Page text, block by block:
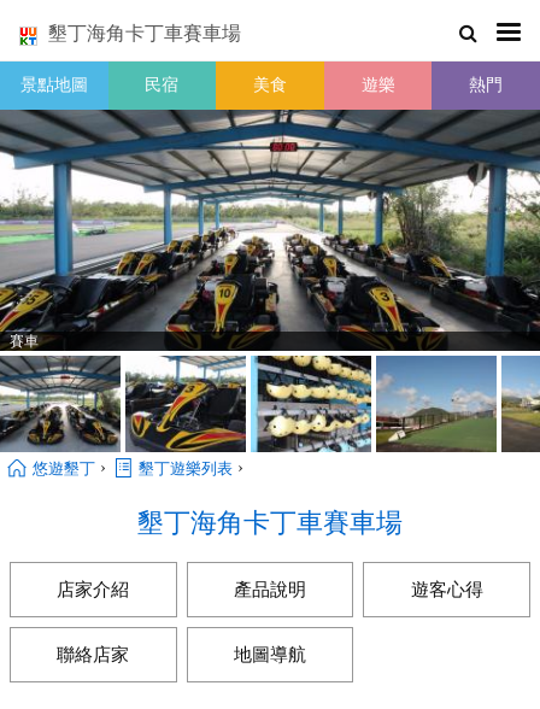
墾丁海角卡丁車賽車場
景點地圖 民宿 美食 遊樂 熱門
賽車
悠遊墾丁 › 墾丁遊樂列表 ›
墾丁海角卡丁車賽車場
店家介紹 產品說明 遊客心得
聯絡店家 地圖導航